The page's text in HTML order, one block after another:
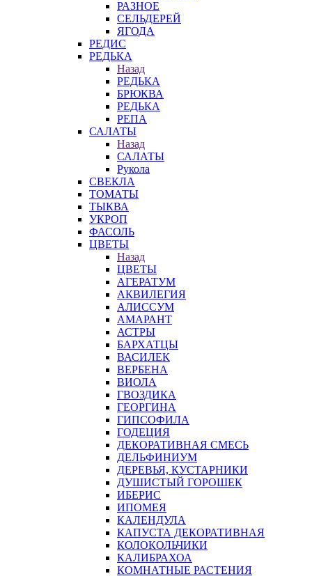
РАЗНОЕ
СЕЛЬДЕРЕЙ
ЯГОДА
РЕДИС
РЕДЬКА
Назад
РЕДЬКА
БРЮКВА
РЕДЬКА
РЕПА
САЛАТЫ
Назад
САЛАТЫ
Рукола
СВЕКЛА
ТОМАТЫ
ТЫКВА
УКРОП
ФАСОЛЬ
ЦВЕТЫ
Назад
ЦВЕТЫ
АГЕРАТУМ
АКВИЛЕГИЯ
АЛИССУМ
АМАРАНТ
АСТРЫ
БАРХАТЦЫ
ВАСИЛЕК
ВЕРБЕНА
ВИОЛА
ГВОЗДИКА
ГЕОРГИНА
ГИПСОФИЛА
ГОДЕЦИЯ
ДЕКОРАТИВНАЯ СМЕСЬ
ДЕЛЬФИНИУМ
ДЕРЕВЬЯ, КУСТАРНИКИ
ДУШИСТЫЙ ГОРОШЕК
ИБЕРИС
ИПОМЕЯ
КАЛЕНДУЛА
КАПУСТА ДЕКОРАТИВНАЯ
КОЛОКОЛЬЧИКИ
КАЛИБРАХОА
КОМНАТНЫЕ РАСТЕНИЯ